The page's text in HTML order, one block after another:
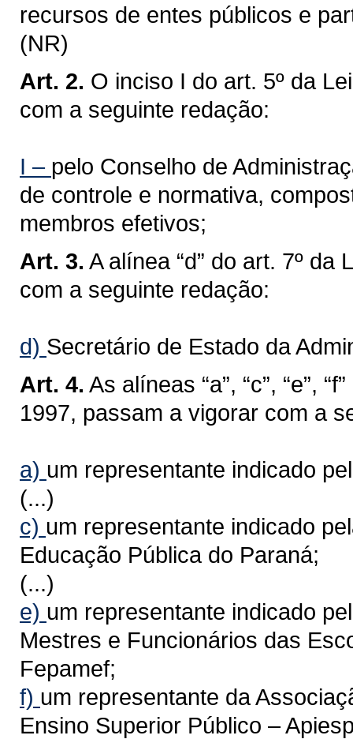
recursos de entes públicos e
(NR)
Art. 2. O inciso I do art. 5º da
com a seguinte redação:
I – pelo Conselho de
de controle e normativa,
membros efetivos;
Art. 3. A alínea “d” do art. 7º da
com a seguinte redação:
d) Secretário de Estado da
Art. 4. As alíneas “a”, “c”, “e”,
1997, passam a vigorar com a
a) um representante indicado
(...)
c) um representante indicado
Educação Pública do Paraná;
(...)
e) um representante indicado
Mestres e Funcionários das
Fepamef;
f) um representante da
Ensino Superior Público –